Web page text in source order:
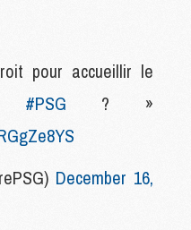
pour accueillir le
#PSG ? »
December 16,